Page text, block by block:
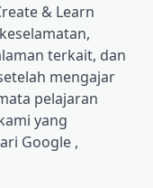
& Learn
terkait, dan
mengajar
pelajaran
yang
Google ,